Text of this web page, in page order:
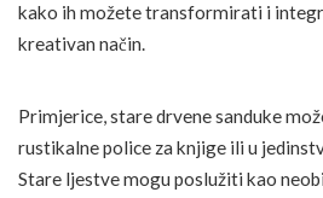
kako ih možete transformirati i
kreativan način.
Primjerice, stare drvene sanduke
rustikalne police za knjige ili u
Stare ljestve mogu poslužiti kao